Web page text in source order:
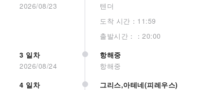
2026/08/23
텐더
도착 시간：11:59
출발시간：：20:00
3 일차
2026/08/24
항해중
항해중
4 일차
그리스,아테네(피레우스)